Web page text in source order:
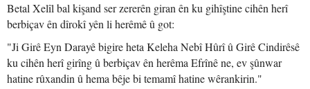
Betal Xelîl bal kişand ser zererên giran ên ku gihîştine cihên herî
berbiçav ên dîrokî yên li herêmê û got:
"Ji Girê Eyn Darayê bigire heta Keleha Nebî Hûrî û Girê Cindirêsê
ku cihên herî girîng û berbiçav ên herêma Efrînê ne, ev şûnwar
hatine rûxandin û hema bêje bi temamî hatine wêrankirin."